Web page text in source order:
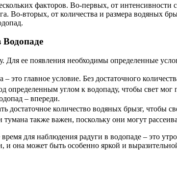
факторов. Во-первых, от
Во-вторых, от количества и размера водяных
Для ее появления необходимы определенные
это главное условие. Без достаточного
определенным углом к водопаду, чтобы свет
– впереди.
достаточное количество водяных брызг, чтобы
также важен, поскольку они могут
для наблюдения радуги в водопаде – это
и она может быть особенно яркой и